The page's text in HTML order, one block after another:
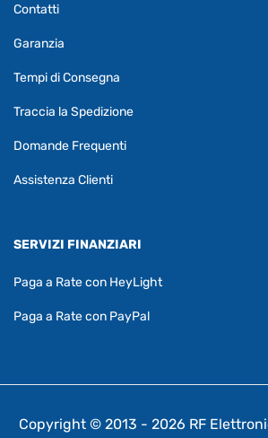
Contatti
Garanzia
Tempi di Consegna
Traccia la Spedizione
Domande Frequenti
Assistenza Clienti
SERVIZI FINANZIARI
Paga a Rate con HeyLight
Paga a Rate con PayPal
Copyright © 2013 - 2026 RF